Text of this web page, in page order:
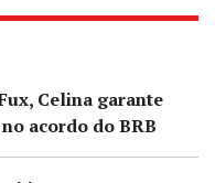
Celina garante
acordo do BRB